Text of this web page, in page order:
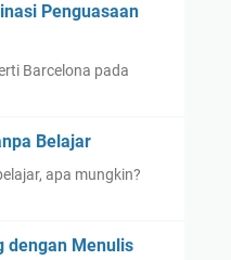
Penguasaan
Barcelona pada
Belajar
apa mungkin?
dengan Menulis